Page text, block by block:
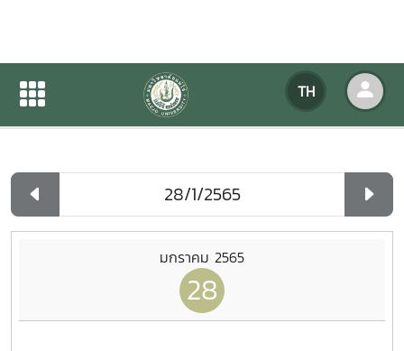
TH
ปฏิทินกิจกรรมของหน่วยงาน
ปฏิทินกิจกรรมของหน่วยงาน
มกราคม 2565
28